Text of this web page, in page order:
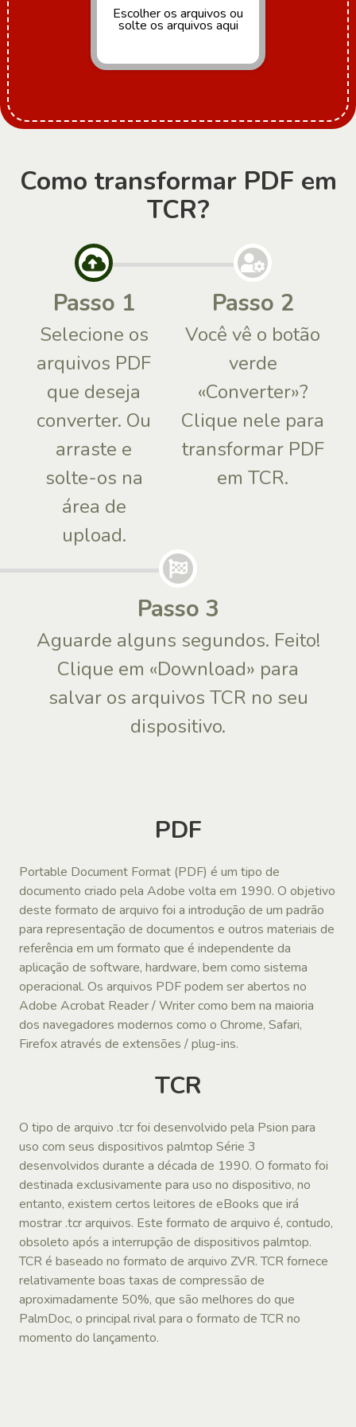
Escolher os arquivos ou
solte os arquivos aqui
Como transformar PDF em
TCR?
Passo 1
Selecione os
arquivos PDF
que deseja
converter. Ou
arraste e
solte-os na
área de
upload.
Passo 2
Você vê o botão
verde
«Converter»?
Clique nele para
transformar PDF
em TCR.
Passo 3
Aguarde alguns segundos. Feito!
Clique em «Download» para
salvar os arquivos TCR no seu
dispositivo.
PDF
Portable Document Format (PDF) é um tipo de
documento criado pela Adobe volta em 1990. O objetivo
deste formato de arquivo foi a introdução de um padrão
para representação de documentos e outros materiais de
referência em um formato que é independente da
aplicação de software, hardware, bem como sistema
operacional. Os arquivos PDF podem ser abertos no
Adobe Acrobat Reader / Writer como bem na maioria
dos navegadores modernos como o Chrome, Safari,
Firefox através de extensões / plug-ins.
TCR
O tipo de arquivo .tcr foi desenvolvido pela Psion para
uso com seus dispositivos palmtop Série 3
desenvolvidos durante a década de 1990. O formato foi
destinada exclusivamente para uso no dispositivo, no
entanto, existem certos leitores de eBooks que irá
mostrar .tcr arquivos. Este formato de arquivo é, contudo,
obsoleto após a interrupção de dispositivos palmtop.
TCR é baseado no formato de arquivo ZVR. TCR fornece
relativamente boas taxas de compressão de
aproximadamente 50%, que são melhores do que
PalmDoc, o principal rival para o formato de TCR no
momento do lançamento.